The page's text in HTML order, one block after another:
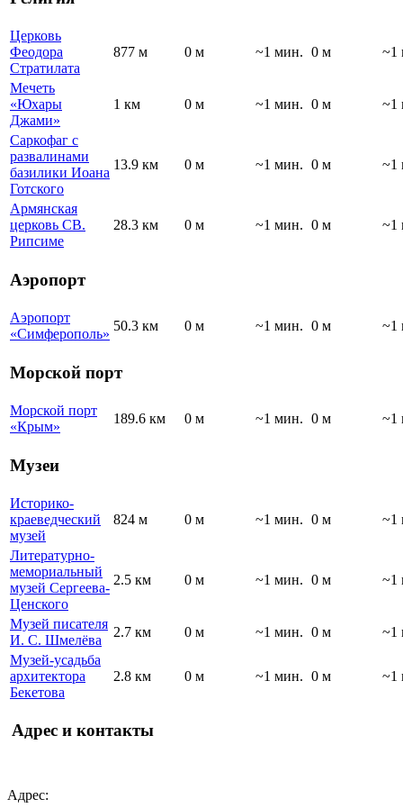
Церковь
Феодора
Стратилата
877 м 0 м ~1 мин. 0 м ~1
Мечеть
«Юхары
Джами»
1 км 0 м ~1 мин. 0 м ~1
Саркофаг с
развалинами
базилики Иоана
Готского
13.9 км 0 м ~1 мин. 0 м ~1
Армянская
церковь СВ.
Рипсиме
28.3 км 0 м ~1 мин. 0 м ~1
Аэропорт
Аэропорт
«Симферополь»
50.3 км 0 м ~1 мин. 0 м ~1
Морской порт
Морской порт
«Крым»
189.6 км 0 м ~1 мин. 0 м ~1
Музеи
Историко-
краеведческий
музей
824 м 0 м ~1 мин. 0 м ~1
Литературно-
мемориальный
музей Сергеева-
Ценского
2.5 км 0 м ~1 мин. 0 м ~1
Музей писателя
И. С. Шмелёва
2.7 км 0 м ~1 мин. 0 м
~1
Музей-усадьба
архитектора
Бекетова
2.8 км 0 м ~1 мин. 0 м ~1
Адрес и контакты
Адрес: